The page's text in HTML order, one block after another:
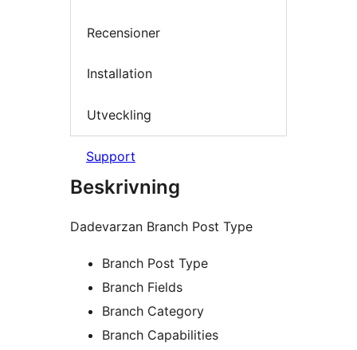
Recensioner
Installation
Utveckling
Support
Beskrivning
Dadevarzan Branch Post Type
Branch Post Type
Branch Fields
Branch Category
Branch Capabilities